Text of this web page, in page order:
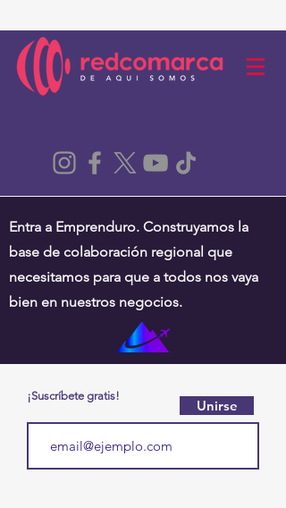
Entra a Emprenduro. Construyamos la
base de colaboración regional que
necesitamos para que a todos nos vaya
bien en nuestros negocios.
¡Suscríbete gratis!
Unirse